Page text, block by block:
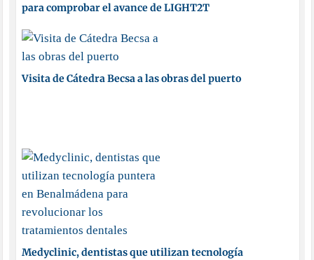
para comprobar el avance de LIGHT2T
Visita de Cátedra Becsa a las obras del puerto
Medyclinic, dentistas que utilizan tecnología